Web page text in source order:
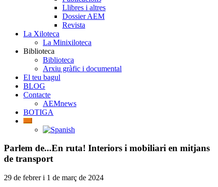
Llibres i altres
Dossier AEM
Revista
La Xiloteca
La Minixiloteca
Biblioteca
Biblioteca
Arxiu gràfic i documental
El teu bagul
BLOG
Contacte
AEMnews
BOTIGA
Parlem de...En ruta! Interiors i mobiliari en mitjans
de transport
29 de febrer i 1 de març de 2024